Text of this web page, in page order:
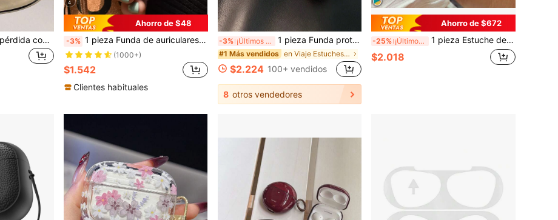
Funda protectora anti-pérdida con estampado de leopardo ámbar, adecuada para AirPods 1/2/3/4 y Pro 1/2/3 auriculares inalámbricos
4
Ahorro de $48
-3% 1 pieza Funda de auriculares de unicolor estilo minimalista Morandi verde oscuro negro azul gris creativa innovadora translúcida con cordón compatible con
(1000+)
$1.542
Clientes habituales
-3% ¡Últimos 3 días 1 pieza Funda protectora de silicona con elementos de flor rosa compatible con Pro 2 / 3ra generación, regalo de cumpleaños de primavera
#1 Más vendidos en Viaje Estuches para auriculares
$2.224 100+ vendidos
8 otros vendedores
Ahorro de $672
-25% ¡Últimos 3 días 1 pieza Estuche de silicona con forma de estrella azul y linda para auriculares Bluetooth, color caramelo versátil con forma de estrella 3D, regalo de Pascua
$2.018